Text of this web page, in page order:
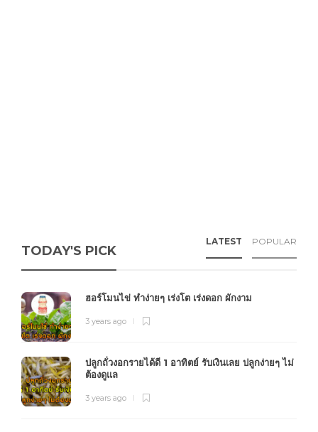
TODAY'S PICK
LATEST POPULAR
ฮอร์โมนไข่ ทำง่ายๆ เร่งโต เร่งดอก ผักงาม
3 years ago
ปลูกถั่วงอกรายได้ดี 1 อาทิตย์ รับเงินเลย ปลูกง่ายๆ ไม่
ต้องดูแล
3 years ago